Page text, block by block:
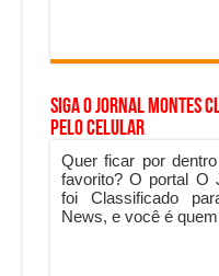
Siga o Jornal Montes
pelo Celular
Quer ficar por
favorito? O portal O
foi Classificado
News, e você é